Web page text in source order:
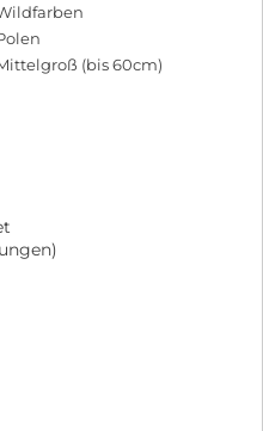
(bis 60cm)